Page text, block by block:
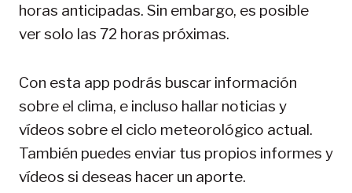
horas anticipadas. Sin embargo, es posible
ver solo las 72 horas próximas.
Con esta app podrás buscar información
sobre el clima, e incluso hallar noticias y
vídeos sobre el ciclo meteorológico actual.
También puedes enviar tus propios informes y
vídeos si deseas hacer un aporte.